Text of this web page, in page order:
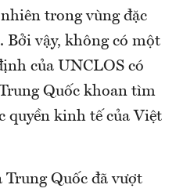
trong vùng đặc
Bởi vậy, không có một
của UNCLOS có
Quốc khoan tìm
quyền kinh tế của Việt
Quốc đã vượt